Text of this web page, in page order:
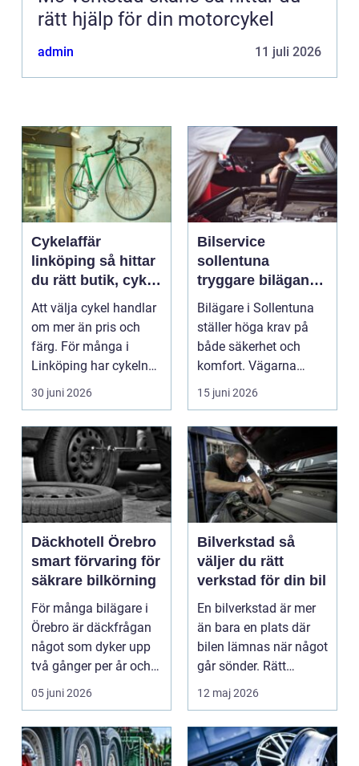
rätt hjälp för din motorcykel
admin 11 juli 2026
Cykelaffär
linköping så hittar
du rätt butik, cykel
och service
Att välja cykel handlar
om mer än pris och
färg. För många i
Linköping har cykeln
blivit en viktig d...
30 juni 2026
Bilservice
sollentuna
tryggare bilägande
året runt
Bilägare i Sollentuna
ställer höga krav på
både säkerhet och
komfort. Vägarna
växlar mellan
motorväg...
15 juni 2026
Däckhotell Örebro
smart förvaring för
säkrare bilkörning
För många bilägare i
Örebro är däckfrågan
något som dyker upp
två gånger per år och
mest känns som e...
05 juni 2026
Bilverkstad så
väljer du rätt
verkstad för din bil
En bilverkstad är mer
än bara en plats där
bilen lämnas när något
går sönder. Rätt
verkstad blir en ...
12 maj 2026